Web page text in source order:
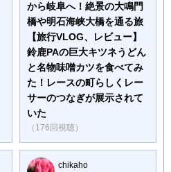
から岐阜へ！絶景の大鳴門
橋や明石海峡大橋を通る旅
【旅行VLOG、レビュー】
鈴鹿PAの巨大キツネうどん
と名物味噌カツを食べてみ
た！レースの町らしくレー
サーのつなぎが展示されて
いた
（176回視聴）
chikaho